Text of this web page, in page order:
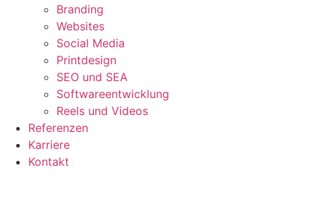
Branding
Websites
Social Media
Printdesign
SEO und SEA
Softwareentwicklung
Reels und Videos
Referenzen
Karriere
Kontakt